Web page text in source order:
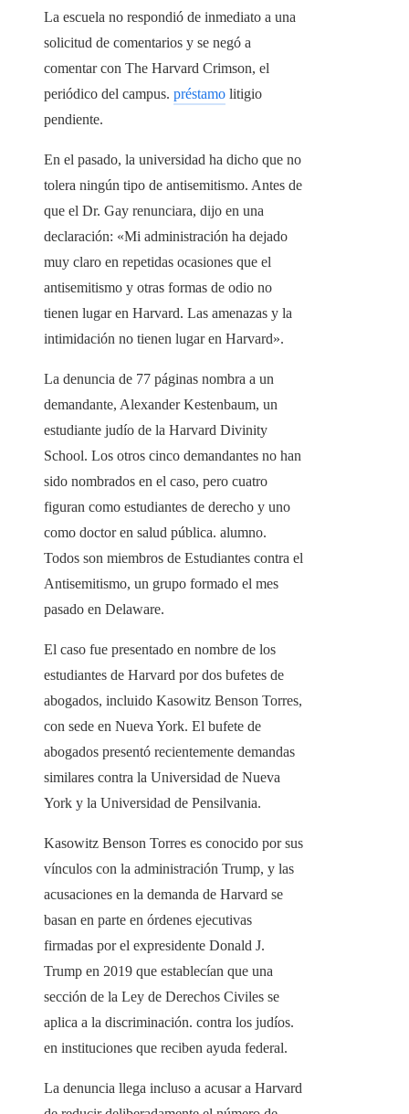
La escuela no respondió de inmediato a una
solicitud de comentarios y se negó a
comentar con The Harvard Crimson, el
periódico del campus. préstamo litigio
pendiente.
En el pasado, la universidad ha dicho que no
tolera ningún tipo de antisemitismo. Antes de
que el Dr. Gay renunciara, dijo en una
declaración: «Mi administración ha dejado
muy claro en repetidas ocasiones que el
antisemitismo y otras formas de odio no
tienen lugar en Harvard. Las amenazas y la
intimidación no tienen lugar en Harvard».
La denuncia de 77 páginas nombra a un
demandante, Alexander Kestenbaum, un
estudiante judío de la Harvard Divinity
School. Los otros cinco demandantes no han
sido nombrados en el caso, pero cuatro
figuran como estudiantes de derecho y uno
como doctor en salud pública. alumno.
Todos son miembros de Estudiantes contra el
Antisemitismo, un grupo formado el mes
pasado en Delaware.
El caso fue presentado en nombre de los
estudiantes de Harvard por dos bufetes de
abogados, incluido Kasowitz Benson Torres,
con sede en Nueva York. El bufete de
abogados presentó recientemente demandas
similares contra la Universidad de Nueva
York y la Universidad de Pensilvania.
Kasowitz Benson Torres es conocido por sus
vínculos con la administración Trump, y las
acusaciones en la demanda de Harvard se
basan en parte en órdenes ejecutivas
firmadas por el expresidente Donald J.
Trump en 2019 que establecían que una
sección de la Ley de Derechos Civiles se
aplica a la discriminación. contra los judíos.
en instituciones que reciben ayuda federal.
La denuncia llega incluso a acusar a Harvard